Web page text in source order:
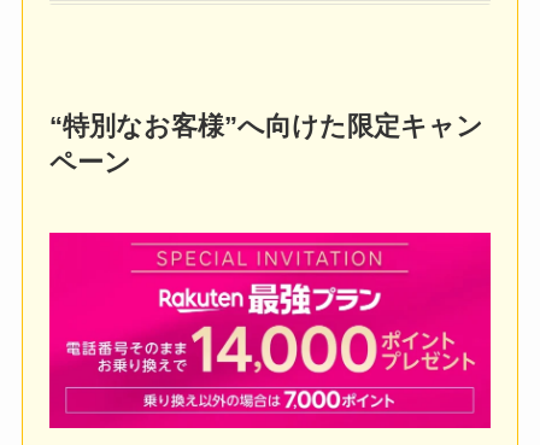
“特別なお客様”へ向けた限定キャン
ペーン